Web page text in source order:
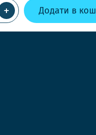
+ Додати в